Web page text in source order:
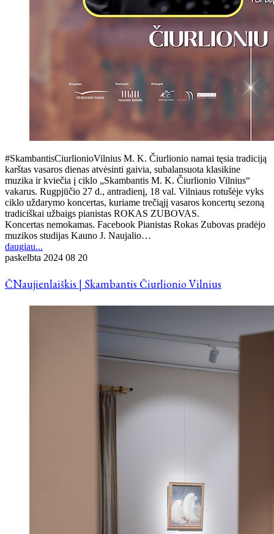
#SkambantisCiurlionioVilnius M. K. Čiurlionio namai tęsia tradiciją
karštas vasaros dienas atvėsinti gaivia, subalansuota klasikine
muzika ir kviečia į ciklo „Skambantis M. K. Čiurlionio Vilnius“
vakarus. Rugpjūčio 27 d., antradienį, 18 val. Vilniaus rotušėje vyks
ciklo uždarymo koncertas, kuriame trečiąjį vasaros koncertų sezoną
tradiciškai užbaigs pianistas ROKAS ZUBOVAS.
Koncertas nemokamas. Facebook Pianistas Rokas Zubovas pradėjo
muzikos studijas Kauno J. Naujalio…
daugiau...
paskelbta 2024 08 20
ČNaujienlaiškis | Skambantis Čiurlionio Vilnius